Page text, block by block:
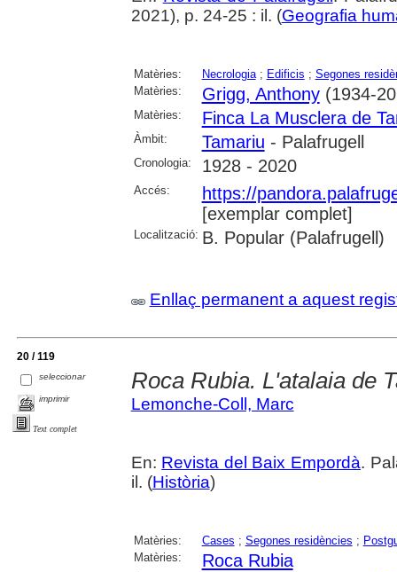
2021), p. 24-25 : il. (Geografia
Matèries: Necrologia; Edificis ; Segones
Matèries:
Grigg, Anthony(1934-
Matèries: Finca La Musclera de
Àmbit: Tamariu - Palafrugell
Cronologia: 1928 - 2020
Accés:
https://
[exemplar complet]
Localització: B. Popular (Palafrugell)
Enllaç permanent a aquest
20 / 119
seleccionar
imprimir
Text complet
Roca Rubia. L'atalaia de
Lemonche-Coll, Marc
En: Revista del Baix Empordà.
il. (Història)
Matèries: Cases ; Segones residències ;
Matèries:
Roca Rubia